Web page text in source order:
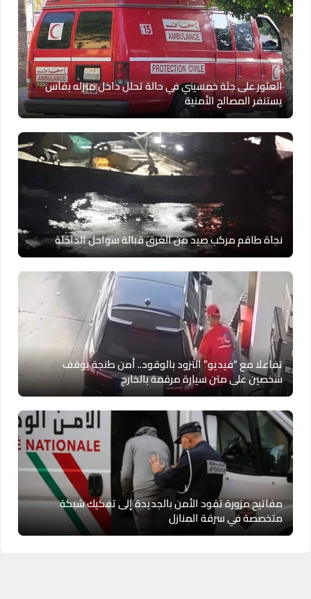
العثور على جثة خمسيني في حالة تحلل داخل منزله بفاس
يستنفر المصالح الأمنية
نجاة طاقم مركب صيد من الغرق قبالة سواحل الداخلة
تفاعلا مع “فيديو” التزود بالوقود.. أمن طنجة يوقف
شخصين على متن سيارة مرقمة بالخارج
مفاتيح مزورة تقود الأمن بالجديدة إلى تفكيك شبكة
متخصصة في سرقة المنازل